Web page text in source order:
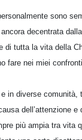
sono
decentrata
di tutta la vita della
fare nei miei
in diverse comunità,
dell’attenzione e
più ampia tra vita